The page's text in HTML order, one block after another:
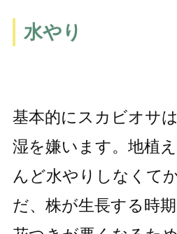
水やり
基本的にスカビオサ
湿を嫌います。地植
んど水やりしなくて
だ、株が生長する時